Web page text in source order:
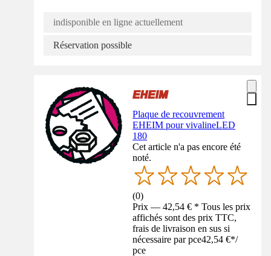
indisponible en ligne actuellement
Réservation possible
Plaque de recouvrement
EHEIM pour vivalineLED
180
Cet article n'a pas encore été
noté.
(0)
Prix — 42,54 € * Tous les prix
affichés sont des prix TTC,
frais de livraison en sus si
nécessaire par pce42,54 €*/
pce